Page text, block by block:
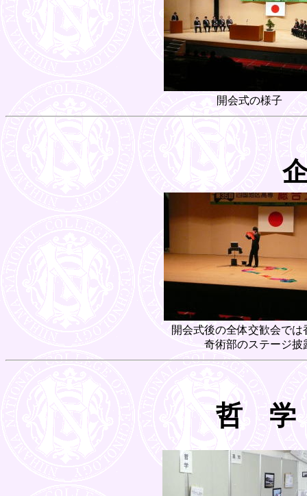
開会式の様子
開会式後の全体交歓会で
奇術部のステージ披
哲